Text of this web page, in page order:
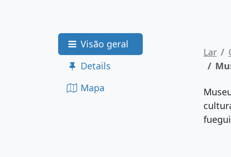
Visão geral
Details
Mapa
Lar